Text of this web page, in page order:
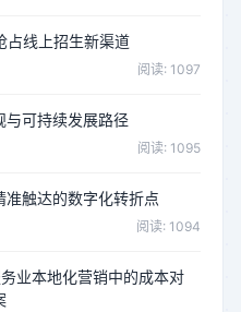
占线上招生新渠道
阅读: 1097
与可持续发展路径
阅读: 1095
准触达的数字化转折点
阅读: 1094
业本地化营销中的成本对